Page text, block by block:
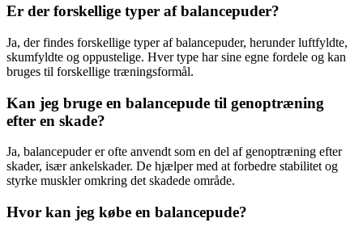
Er der forskellige typer af balancepuder?
Ja, der findes forskellige typer af balancepuder, herunder luftfyldte,
skumfyldte og oppustelige. Hver type har sine egne fordele og kan
bruges til forskellige træningsformål.
Kan jeg bruge en balancepude til genoptræning
efter en skade?
Ja, balancepuder er ofte anvendt som en del af genoptræning efter
skader, især ankelskader. De hjælper med at forbedre stabilitet og
styrke muskler omkring det skadede område.
Hvor kan jeg købe en balancepude?